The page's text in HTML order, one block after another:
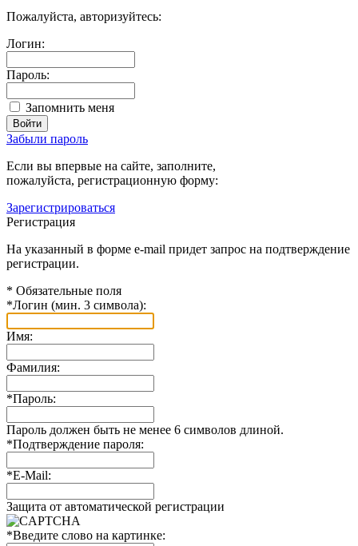
Пожалуйста, авторизуйтесь:
Логин:
Пароль:
Запомнить меня
Забыли пароль
Если вы впервые на сайте, заполните,
пожалуйста, регистрационную форму:
Зарегистрироваться
Регистрация
На указанный в форме e-mail придет запрос на подтверждение
регистрации.
* Обязательные поля
*Логин (мин. 3 символа):
Имя:
Фамилия:
*Пароль:
Пароль должен быть не менее 6 символов длиной.
*Подтверждение пароля:
*E-Mail:
Защита от автоматической регистрации
*Введите слово на картинке: